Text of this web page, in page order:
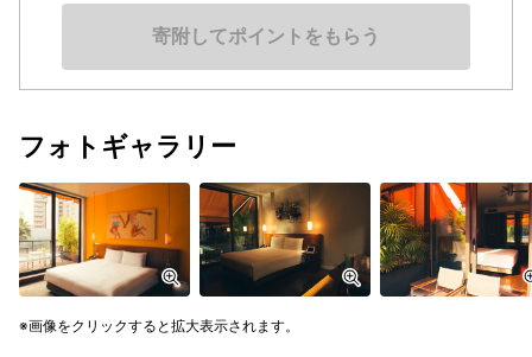
寄附してポイントをもらう
フォトギャラリー
画像をクリックすると拡大表示されます。